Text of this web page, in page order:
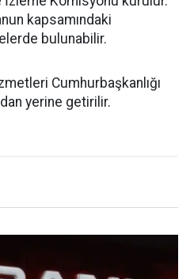
kapsamındaki
bulunabilir.
Cumhurbaşkanlığı
yerine getirilir.